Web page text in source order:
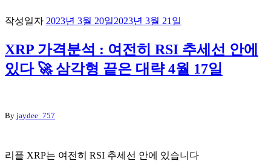
작성일자 2023년 3월 20일2023년 3월 21일
XRP 가격분석 : 여전히 RSI 추세선 안에
있다 🚀 삼각형 끝은 대략 4월 17일
By jaydee_757
리플 XRP는 여전히 RSI 추세선 안에 있습니다